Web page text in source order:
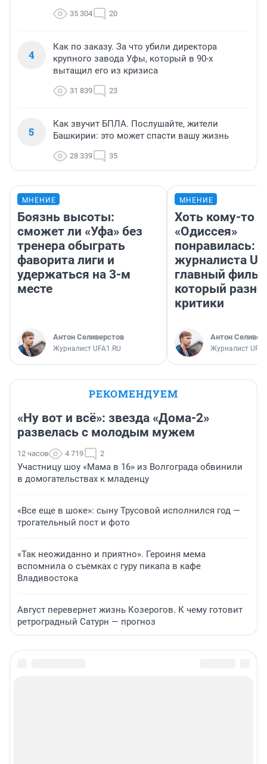
35 304 20
4
Как по заказу. За что убили директора
крупного завода Уфы, который в 90-х
вытащил его из кризиса
31 839 23
5
Как звучит БПЛА. Послушайте, жители
Башкирии: это может спасти вашу жизнь
28 339 35
МНЕНИЕ
Боязнь высоты:
сможет ли «Уфа» без
тренера обыграть
фаворита лиги и
удержаться на 3-м
месте
Антон Селиверстов
Журналист UFA1.RU
МНЕНИЕ
Хоть кому-то
«Одиссея»
понравилась:
журналиста
главный
который
критики
Антон
Журналист
РЕКОМЕНДУЕМ
«Ну вот и всё»: звезда «Дома-2»
развелась с молодым мужем
12 часов 4 719 2
Участницу шоу «Мама в 16» из Волгограда обвинили
в домогательствах к младенцу
«Все еще в шоке»: сыну Трусовой исполнился год —
трогательный пост и фото
«Так неожиданно и приятно». Героиня мема
вспомнила о съемках с гуру пикапа в кафе
Владивостока
Август перевернет жизнь Козерогов. К чему готовит
ретроградный Сатурн — прогноз